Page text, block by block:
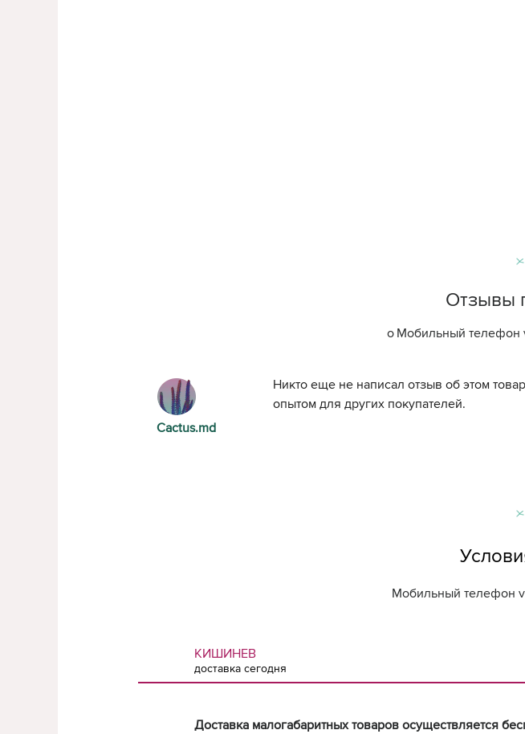
Отзывы
о Мобильный телефон
Cactus.md
Никто еще не написал отзыв об этом
опытом для других покупателей.
Мобильный телефон
КИШИНЕВ
доставка сегодня
Доставка малогабаритных товаров осуществляется